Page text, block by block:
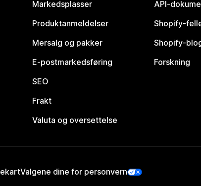
Markedsplasser
Produktanmeldelser
Mersalg og pakker
E-postmarkedsføring
SEO
Frakt
Valuta og oversettelse
API-
Shopify-
Shopify-
Forskning
Valgene dine for personvern